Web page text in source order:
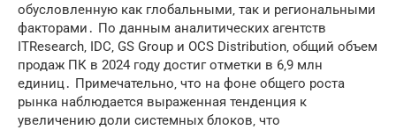
обусловленную как глобальными‚ так и региональными
факторами․ По данным аналитических агентств
ITResearch‚ IDC‚ GS Group и OCS Distribution‚ общий объем
продаж ПК в 2024 году достиг отметки в 6‚9 млн
единиц․ Примечательно‚ что на фоне общего роста
рынка наблюдается выраженная тенденция к
увеличению доли системных блоков‚ что